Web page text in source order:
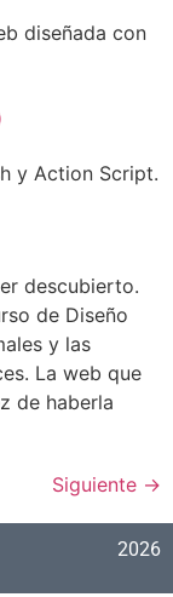
diseñada con
y Action Script.
descubierto.
de Diseño
y las
La web que
de haberla
Siguiente →
2026